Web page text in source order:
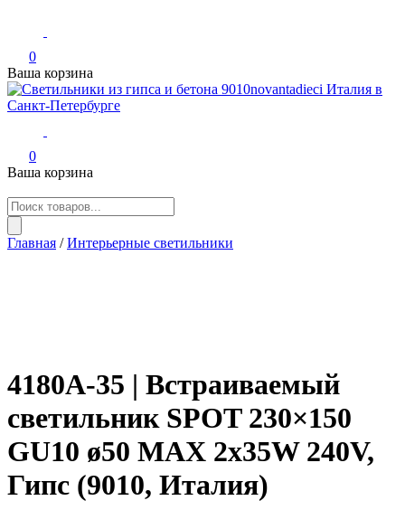
0
Ваша корзина
Светильники из гипса и бетона 9010novantadieci Италия в
Санкт-Петербурге
Итальянские светильники из гипса, керамики, бетона.
Профили. Авторский декор.
0
Ваша корзина
Поиск
товаров
Главная /Интерьерные светильники
4180A-35 | Встраиваемый
светильник SPOT 230×150
GU10 ø50 MAX 2x35W 240V,
Гипс (9010, Италия)